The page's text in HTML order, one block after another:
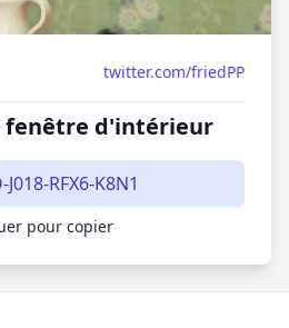
twitter.com/friedPP
fenêtre d'intérieur
J018-RFX6-K8N1
pour copier